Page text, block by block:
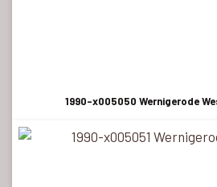
1990-x005050 Wernigerode